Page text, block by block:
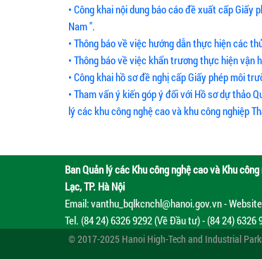
• Công khai nội dung báo cáo đề xuất cấp Giấy
Nam ".
• Thông báo về việc hướng dẫn thực hiện các
• Thông báo về việc khẩn trương thực hiện
• Công khai hồ sơ đề nghị cấp Giấy phép môi
• Tham vấn ý kiến góp ý đối với Hồ sơ dự thảo
lý các khu công nghệ cao và khu công nghiệp
Ban Quản lý các Khu công nghệ cao và Khu
Lạc, TP. Hà Nội
Email: vanthu_bqlkcnchl@hanoi.gov.vn -
Tel. (84 24) 6326 9292 (Về Đầu tư) - (84 24)
© 2017-2025 Hanoi High-Tech and Industrial